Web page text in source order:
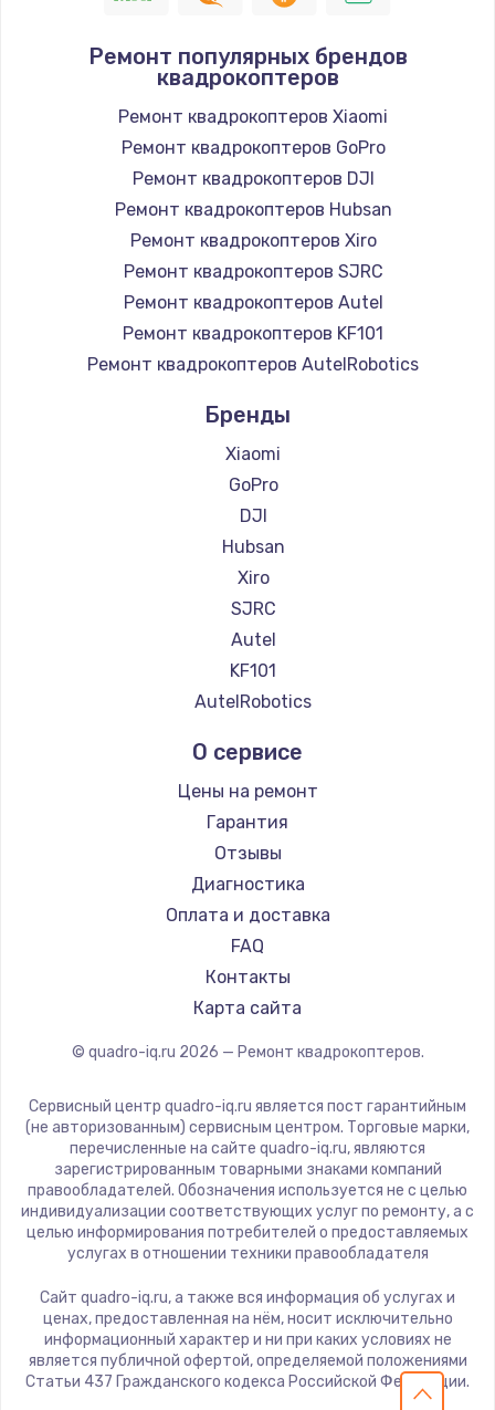
Ремонт популярных брендов
квадрокоптеров
Ремонт квадрокоптеров Xiaomi
Ремонт квадрокоптеров GoPro
Ремонт квадрокоптеров DJI
Ремонт квадрокоптеров Hubsan
Ремонт квадрокоптеров Xiro
Ремонт квадрокоптеров SJRC
Ремонт квадрокоптеров Autel
Ремонт квадрокоптеров KF101
Ремонт квадрокоптеров AutelRobotics
Бренды
Xiaomi
GoPro
DJI
Hubsan
Xiro
SJRC
Autel
KF101
AutelRobotics
О сервисе
Цены на ремонт
Гарантия
Отзывы
Диагностика
Оплата и доставка
FAQ
Контакты
Карта сайта
© quadro-iq.ru 2026 — Ремонт квадрокоптеров.
Сервисный центр quadro-iq.ru является пост гарантийным
(не авторизованным) сервисным центром. Торговые марки,
перечисленные на сайте quadro-iq.ru, являются
зарегистрированным товарными знаками компаний
правообладателей. Обозначения используется не с целью
индивидуализации соответствующих услуг по ремонту, а с
целью информирования потребителей о предоставляемых
услугах в отношении техники правообладателя
Сайт quadro-iq.ru, а также вся информация об услугах и
ценах, предоставленная на нём, носит исключительно
информационный характер и ни при каких условиях не
является публичной офертой, определяемой положениями
Статьи 437 Гражданского кодекса Российской Федерации.